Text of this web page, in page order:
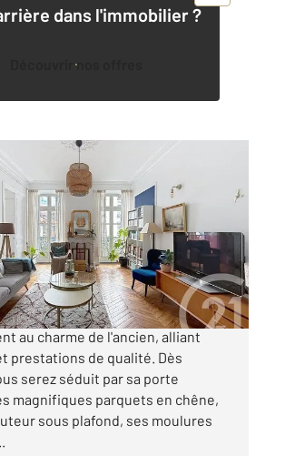
dans l'immobilier ?
Découvrir nos offres
FERRAND 63
, 5 pièces
F4 à vendre
400 €
- FERRAND Découvrez ce superbe
au charme de l'ancien, alliant
prestations de qualité. Dès
serez séduit par sa porte
magnifiques parquets en chêne,
sous plafond, ses moulures